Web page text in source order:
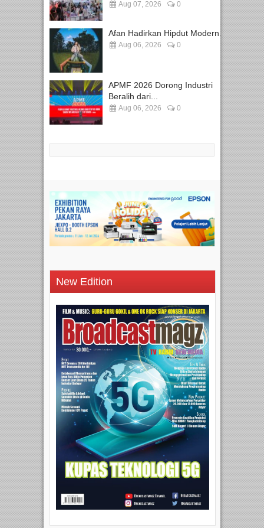
Aug 07, 2026 0
Afan Hadirkan Hipdut Modern...
Aug 06, 2026 0
APMF 2026 Dorong Industri
Beralih dari...
Aug 06, 2026 0
New Edition